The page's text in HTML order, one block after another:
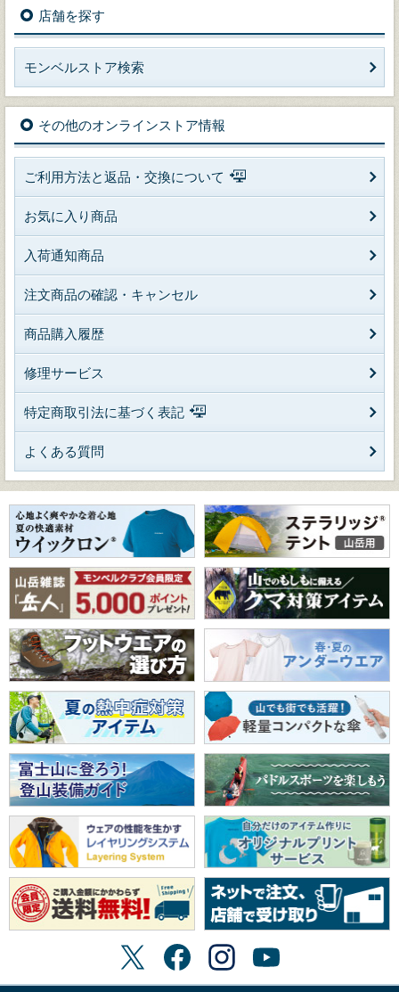
店舗を探す
モンベルストア検索
その他のオンラインストア情報
ご利用方法と返品・交換について
お気に入り商品
入荷通知商品
注文商品の確認・キャンセル
商品購入履歴
修理サービス
特定商取引法に基づく表記
よくある質問